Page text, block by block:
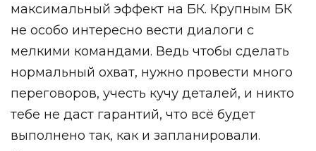
максимальный эффект на БК. Крупным БК
не особо интересно вести диалоги с
мелкими командами. Ведь чтобы сделать
нормальный охват, нужно провести много
переговоров, учесть кучу деталей, и никто
тебе не даст гарантий, что всё будет
выполнено так, как и запланировали.